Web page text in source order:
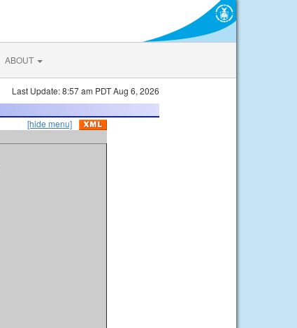
ABOUT
Last Update: 8:57 am PDT Aug 6, 2026
[hide menu]